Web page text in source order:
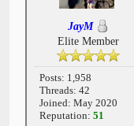
JayM
Elite Member
Posts: 1,958
Threads: 42
Joined: May 2020
Reputation: 51